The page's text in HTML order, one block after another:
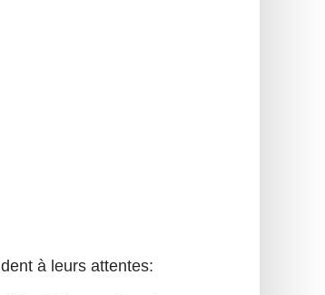
à leurs attentes: